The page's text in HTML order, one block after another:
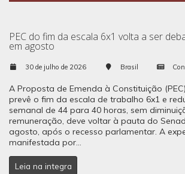
PEC do fim da escala 6x1 volta a ser
em agosto
30 de julho de 2026 Brasil
A Proposta de Emenda à Constituição
prevê o fim da escala de trabalho 6x1 e
semanal de 44 para 40 horas, sem
remuneração, deve voltar à pauta do
agosto, após o recesso parlamentar. A
manifestada por...
Leia na integra